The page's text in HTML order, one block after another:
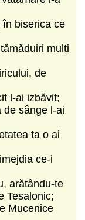
în biserica ce
mulți
de
l-ai izbăvit;
de sânge l-ai
ta o ai
ce-i
arătându-te
Tesalonic;
Mucenice